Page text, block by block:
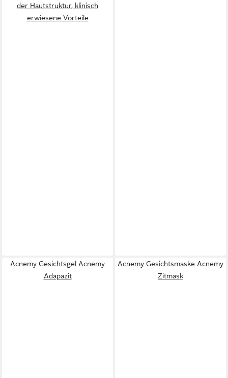
der Hautstruktur, klinisch
erwiesene Vorteile
Acnemy Gesichtsgel Acnemy
Adapazit
Acnemy Gesichtsmaske Acnemy
Zitmask